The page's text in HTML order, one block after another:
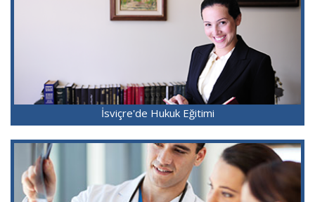
İsviçre'de Hukuk Eğitimi